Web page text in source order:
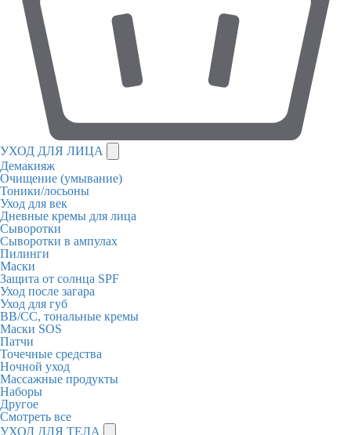
УХОД ДЛЯ ЛИЦА
Демакияж
Очищение (умывание)
Тоники/лосьоны
Уход для век
Дневные кремы для лица
Сыворотки
Сыворотки в ампулах
Пилинги
Маски
Защита от солнца SPF
Уход после загара
Уход для губ
BB/CC, тональные кремы
Маски SOS
Патчи
Точечные средства
Ночной уход
Массажные продукты
Наборы
Другое
Смотреть все
УХОД ДЛЯ ТЕЛА